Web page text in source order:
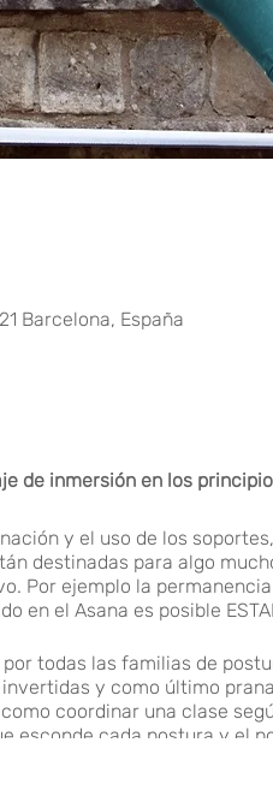
Barcelona, España
de inmersión en los
y el uso de los
destinadas para algo
Por ejemplo la
en el Asana es posible
todas las familias de
y como último
coordinar una clase
esconde cada postura y el